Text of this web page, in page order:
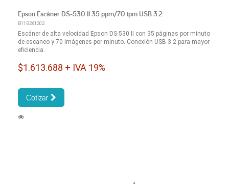
Epson Escáner DS-530 II 35 ppm/70 ipm USB 3.2
B11B261202
Escáner de alta velocidad Epson DS-530 II con 35 páginas por minuto
de escaneo y 70 imágenes por minuto. Conexión USB 3.2 para mayor
eficiencia.
$1.613.688 + IVA 19%
Cotizar